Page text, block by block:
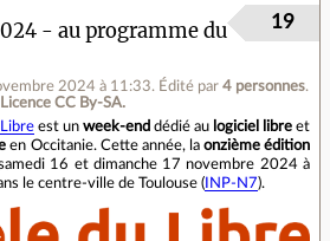
- au programme du
2024 à 11:33. Édité par 4 personnes.
Licence CC By‑SA.
19
est un week-end dédié au logiciel libre et
en Occitanie. Cette année, la onzième édition
16 et dimanche 17 novembre 2024 à
le centre‐ville de Toulouse ( INP-N7).